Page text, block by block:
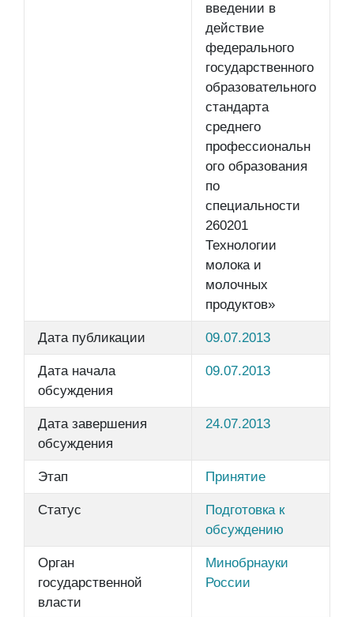
введении в
действие
федерального
государственного
образовательного
стандарта
среднего
профессиональн
ого образования
по
специальности
260201
Технологии
молока и
молочных
продуктов»
Дата публикации 09.07.2013
Дата начала
обсуждения
09.07.2013
Дата завершения
обсуждения
24.07.2013
Этап Принятие
Статус
Подготовка к
обсуждению
Орган
государственной
власти
Минобрнауки
России